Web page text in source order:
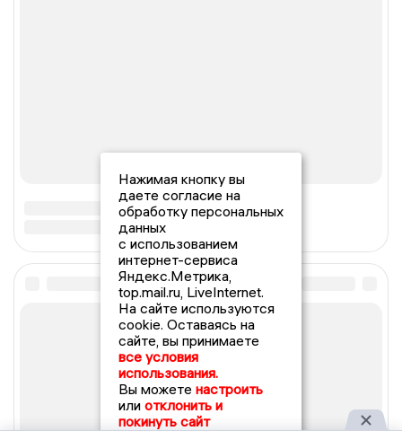
Нажимая кнопку вы
даете согласие на
обработку персональных
данных
с использованием
интернет-сервиса
Яндекс.Метрика,
top.mail.ru, LiveInternet.
На сайте используются
cookie. Оставаясь на
сайте, вы принимаете
все условия
использования.
Вы можете настроить
или отклонить и
покинуть сайт